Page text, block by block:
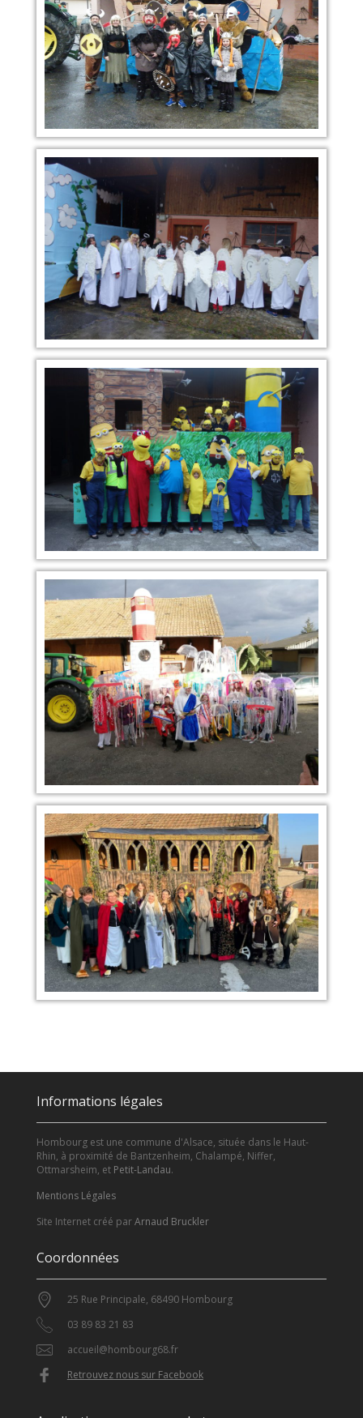
Informations légales
Hombourg est une commune d'Alsace, située dans le Haut-
Rhin, à proximité de Bantzenheim, Chalampé, Niffer,
Ottmarsheim, et Petit-Landau.
Mentions Légales
Site Internet créé parArnaud Bruckler
Coordonnées
25 Rue Principale, 68490 Hombourg
03 89 83 21 83
accueil@hombourg68.fr
Retrouvez nous sur Facebook